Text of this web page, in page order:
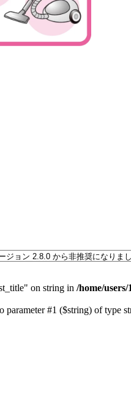
on string in /home/
parameter #1 ($string) of type